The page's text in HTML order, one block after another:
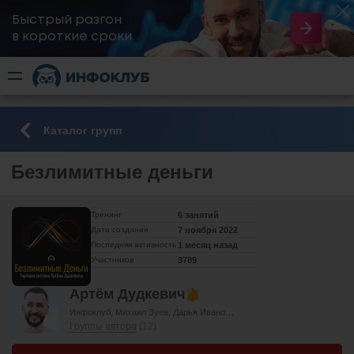
Быстрый разгон
​в короткие сроки
Каталог групп
Безлимитные деньги
Тренинг 6 занятий
Дата создания 7 ноября 2022
Последняя активность 1 месяц назад
Участников 3789
Артём Дудкевич
Инфоклуб Михаил Зуев Дарья Иванова